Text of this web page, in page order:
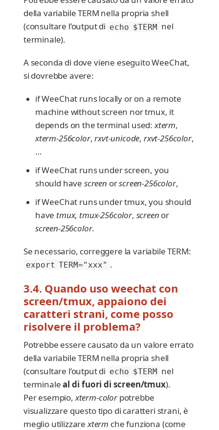
della variabile TERM nella propria shell
(consultare l’output di echo $TERM nel
terminale).
A seconda di dove viene eseguito WeeChat,
si dovrebbe avere:
if WeeChat runs locally or on a remote
machine without screen nor tmux, it
depends on the terminal used:xterm,
xterm-256color,rxvt-unicode, rxvt-256color,
…​
if WeeChat runs under screen, you
should have screen orscreen-256color,
if WeeChat runs under tmux, you should
have tmux, tmux-256color, screen or
screen-256color.
Se necessario, correggere la variabile TERM:
export TERM="xxx" .
3.4. Quando uso weechat con
screen/tmux, appaiono dei
caratteri strani, come posso
risolvere il problema?
Potrebbe essere causato da un valore errato
della variabile TERM nella propria shell
(consultare l’output di echo $TERM nel
terminaleal di fuori di screen/tmux).
Per esempio, xterm-colorpotrebbe
visualizzare questo tipo di caratteri strani, è
meglio utilizzare xterm che funziona (come